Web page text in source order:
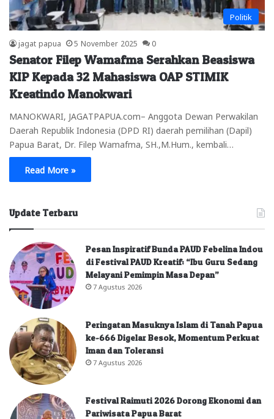
Politik
jagat papua 5 November 2025 0
Senator Filep Wamafma Serahkan Beasiswa
KIP Kepada 32 Mahasiswa OAP STIMIK
Kreatindo Manokwari
MANOKWARI, JAGATPAPUA.com– Anggota Dewan Perwakilan
Daerah Republik Indonesia (DPD RI) daerah pemilihan (Dapil)
Papua Barat, Dr. Filep Wamafma, SH.,M.Hum., kembali…
Read More »
Update Terbaru
Pesan Inspiratif Bunda PAUD Febelina Indou
di Festival PAUD Kreatif: “Ibu Guru Sedang
Melayani Pemimpin Masa Depan”
7 Agustus 2026
Peringatan Masuknya Islam di Tanah Papua
ke-666 Digelar Besok, Momentum Perkuat
Iman dan Toleransi
7 Agustus 2026
Festival Raimuti 2026 Dorong Ekonomi dan
Pariwisata Papua Barat